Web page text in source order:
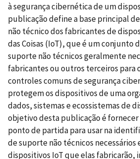
à segurança cibernética de um
publicação define a base principal
não técnico dos fabricantes de
das Coisas (IoT), que é um conjunto
suporte não técnicos geralmente
fabricantes ou outros terceiros para
controles comuns de segurança
protegem os dispositivos de uma
dados, sistemas e ecossistemas de
objetivo desta publicação é fornecer
ponto de partida para usar na
de suporte não técnicos necessários
dispositivos IoT que elas fabricarão,